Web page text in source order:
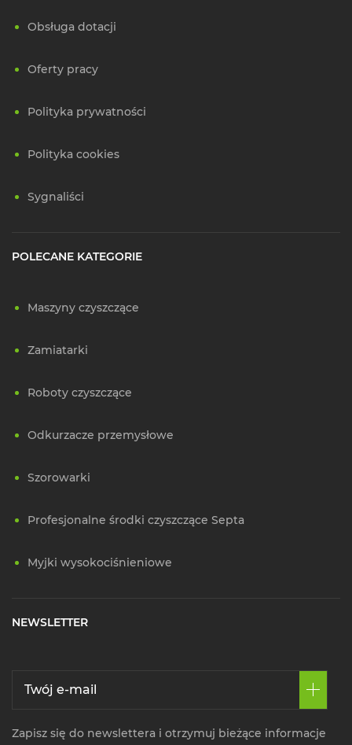
Obsługa dotacji
Oferty pracy
Polityka prywatności
Polityka cookies
Sygnaliści
POLECANE KATEGORIE
Maszyny czyszczące
Zamiatarki
Roboty czyszczące
Odkurzacze przemysłowe
Szorowarki
Profesjonalne środki czyszczące Septa
Myjki wysokociśnieniowe
NEWSLETTER
Zapisz się do newslettera i otrzymuj bieżące informacje